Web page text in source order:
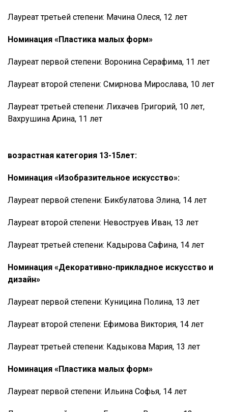
Лауреат третьей степени: Мачина Олеся, 12 лет
Номинация «Пластика малых форм»
Лауреат первой степени: Воронина Серафима, 11 лет
Лауреат второй степени: Смирнова Мирослава, 10 лет
Лауреат третьей степени: Лихачев Григорий, 10 лет,
Вахрушина Арина, 11 лет
возрастная категория 13-15лет:
Номинация «Изобразительное искусство»:
Лауреат первой степени: Бикбулатова Элина, 14 лет
Лауреат второй степени: Невоструев Иван, 13 лет
Лауреат третьей степени: Кадырова Сафина, 14 лет
Номинация «Декоративно-прикладное искусство и
дизайн»
Лауреат первой степени: Куницина Полина, 13 лет
Лауреат второй степени: Ефимова Виктория, 14 лет
Лауреат третьей степени: Кадыкова Мария, 13 лет
Номинация «Пластика малых форм»
Лауреат первой степени: Ильина Софья, 14 лет